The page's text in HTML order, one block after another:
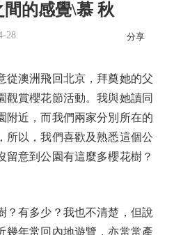
的感覺\慕 秋
28 分享
澳洲飛回北京，拜奠她的父
觀賞櫻花節活動。我與她讀同
附近，而我們兩家分別所在的
所以，我們喜歡及熟悉這個公
留意到公園有這麼多櫻花樹？
有多少？我也不清楚，但說
幾年常回內地遊覽，亦常常產